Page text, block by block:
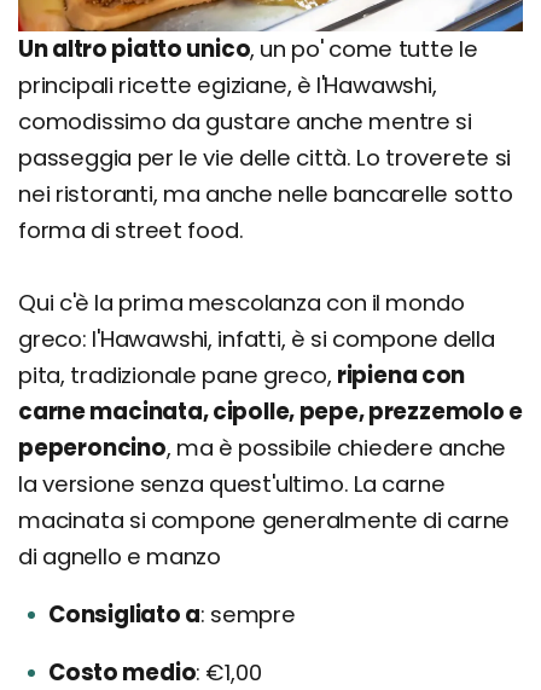
Un altro piatto unico, un po' come tutte le
principali ricette egiziane, è l'Hawawshi,
comodissimo da gustare anche mentre si
passeggia per le vie delle città. Lo troverete si
nei ristoranti, ma anche nelle bancarelle sotto
forma di street food.
Qui c'è la prima mescolanza con il mondo
greco: l'Hawawshi, infatti, è si compone della
pita, tradizionale pane greco, ripiena con
carne macinata, cipolle, pepe, prezzemolo e
peperoncino, ma è possibile chiedere anche
la versione senza quest'ultimo. La carne
macinata si compone generalmente di carne
di agnello e manzo
Consigliato a sempre
Costo medio €1,00